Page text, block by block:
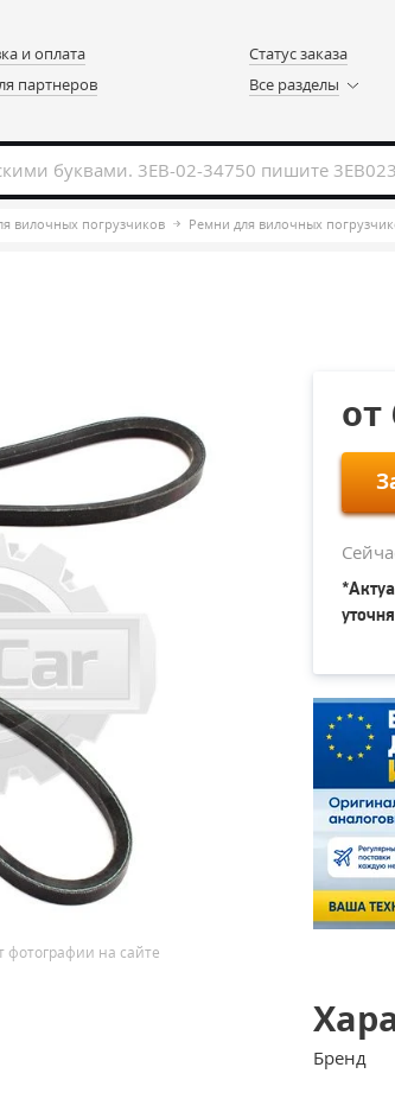
и оплата
партнеров
Статус заказа
Все разделы
вилочных погрузчиков Ремни для вилочных
фотографии на сайте
от
Бренд